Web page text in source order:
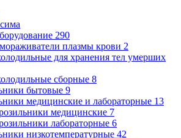
290
плазмы крови 2
для хранения тел умерших
сборные 8
бытовые 9
медицинские и лабораторные 13
медицинские 7
лабораторные 6
низкотемпературные 42